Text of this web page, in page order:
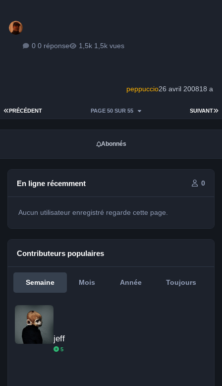
0 réponse 1,5k vues
peppuccio26 avril 200818 a
PREMIÈRE PAGE
PRÉCÉDENT SUIVANT
PAGE 50 SUR 55
Abonnés
En ligne récemment 0
Aucun utilisateur enregistré regarde cette page.
Contributeurs populaires
Semaine Mois Année Toujours
jeff
5